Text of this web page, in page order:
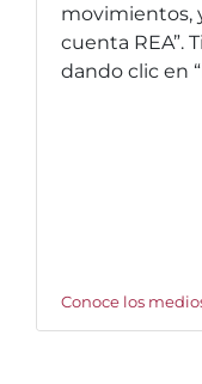
movimientos,
cuenta REA”.
dando clic en
Conoce los